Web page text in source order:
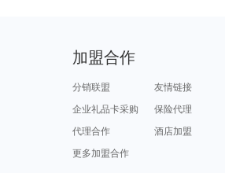
加盟合作
分销联盟
友情链接
企业礼品卡采购
保险代理
代理合作
酒店加盟
更多加盟合作